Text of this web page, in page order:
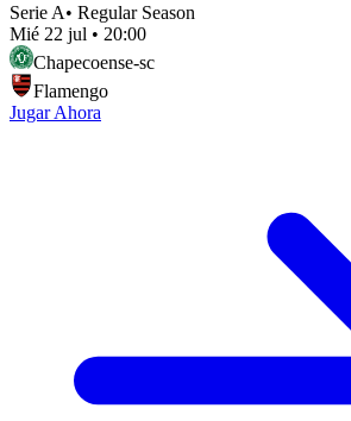
Serie A• Regular Season
Mié 22 jul • 20:00
Chapecoense-sc
Flamengo
Jugar Ahora